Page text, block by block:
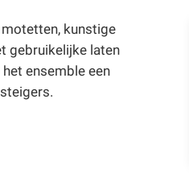
kunstige
gebruikelijke laten
ensemble een